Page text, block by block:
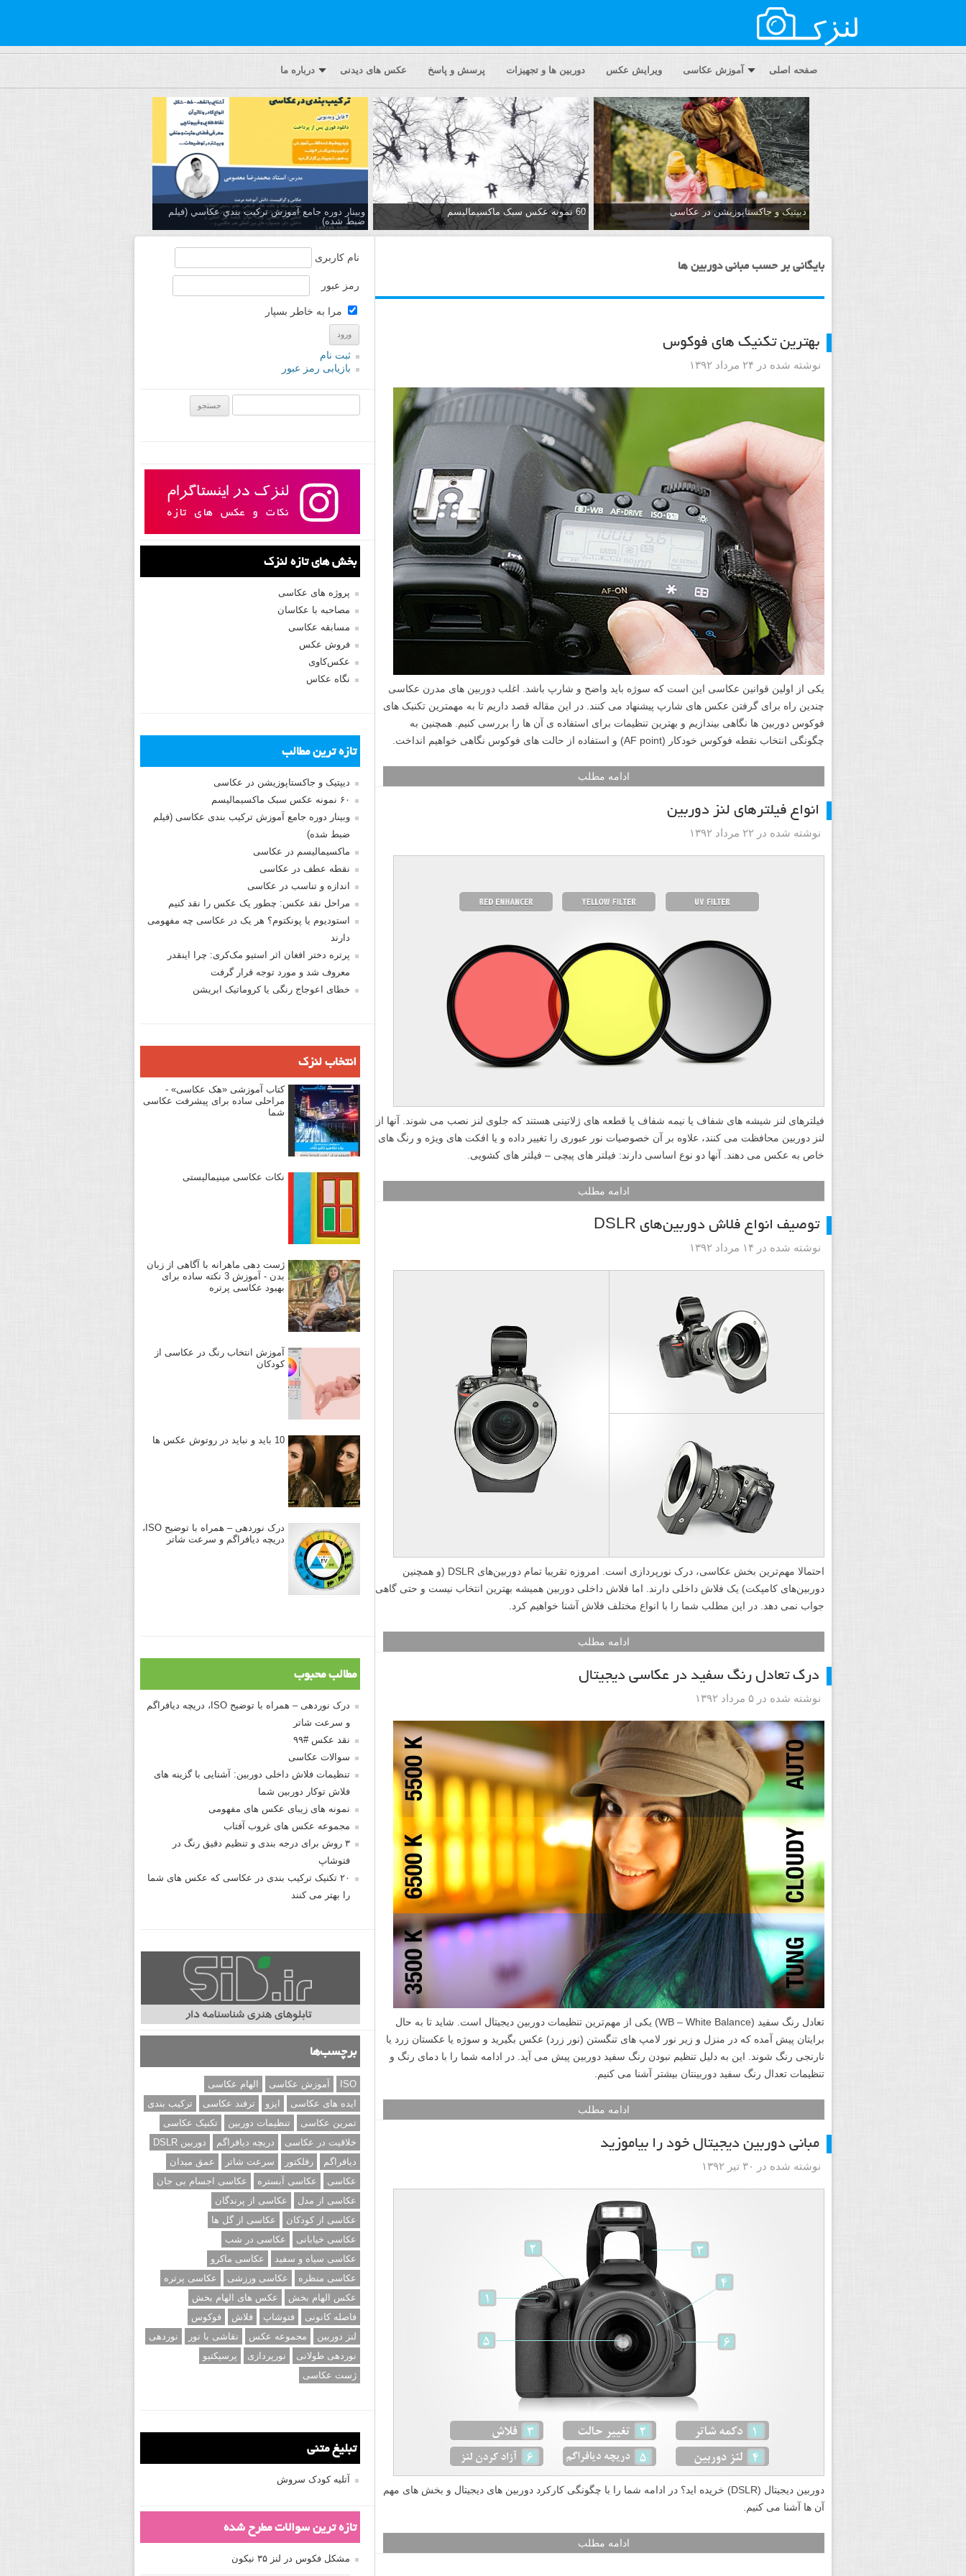
صفحه اصلی آموزش عکاسی ویرایش عکس دوربین ها و تجهیزات پرسش و پاسخ عکس های دیدنی درباره ما
دیپتیک و جاکستا‌پوزیشن در عکاسی 60 نمونه عکس سبک ماکسیمالیسم
وبینار دوره جامع آموزش تركيب بندي عكاسي (فیلم
ضبط شده)
بایگانی بر حسب مبانی دوربین ها
بهترین تکنیک های فوکوس
نوشته شده در ۲۴ مرداد ۱۳۹۲
یکی از اولین قوانین عکاسی این است که سوژه باید واضح و شارپ باشد. اغلب دوربین های مدرن عکاسی
چندین راه برای گرفتن عکس های شارپ پیشنهاد می کنند. در این مقاله قصد داریم تا به مهمترین تکنیک های
فوکوس دوربین ها نگاهی بیندازیم و بهترین تنظیمات برای استفاده ی آن ها را بررسی کنیم. همچنین به
چگونگی انتخاب نقطه فوکوس خودکار (AF point) و استفاده از حالت های فوکوس نگاهی خواهیم انداخت.
ادامه مطلب
انواع فیلترهای لنز دوربین
نوشته شده در ۲۲ مرداد ۱۳۹۲
فیلترهای لنز شیشه های شفاف یا نیمه شفاف یا قطعه های ژلاتینی هستند که جلوی لنز نصب می شوند. آنها از
لنز دوربین محافظت می کنند، علاوه بر آن خصوصیات نور عبوری را تغییر داده و یا افکت های ویژه و رنگ های
خاص به عکس می دهند. آنها دو نوع اساسی دارند: فیلتر های پیچی – فیلتر های کشویی.
ادامه مطلب
توصیف انواع فلاش‌ دوربین‌های DSLR
نوشته شده در ۱۴ مرداد ۱۳۹۲
احتمالا مهم‌ترین بخش عکاسی، درک نورپردازی است. امروزه تقریبا تمام دوربین‌های DSLR (و همچنین
دوربین‌های کامپکت) یک فلاش داخلی دارند. اما فلاش داخلی دوربین همیشه بهترین انتخاب نیست و حتی گاهی
جواب نمی دهد. در این مطلب شما را با انواع مختلف فلاش آشنا خواهیم کرد.
ادامه مطلب
درک تعادل رنگ سفید در عکاسی دیجیتال
نوشته شده در ۵ مرداد ۱۳۹۲
تعادل رنگ سفید (WB – White Balance) یکی از مهم‌ترین تنظیمات دوربین دیجیتال است. شاید تا به حال
برایتان پیش آمده که در منزل و زیر نور لامپ های تنگستن (نور زرد) عکس بگیرید و سوژه یا عکستان زرد یا
نارنجی رنگ شوند. این به دلیل تنظیم نبودن رنگ سفید دوربین پیش می آید. در ادامه شما را با دمای رنگ و
تنظیمات تعدال رنگ سفید دوربینتان بیشتر آشنا می کنیم.
ادامه مطلب
مبانی دوربین دیجیتال خود را بیاموزید
نوشته شده در ۳۰ تیر ۱۳۹۲
دوربین دیجیتال (DSLR) خریده اید؟ در ادامه شما را با چگونگی کارکرد دوربین های دیجیتال و بخش های مهم
آن ها آشنا می کنیم.
ادامه مطلب
نام کاربری
رمز عبور
مرا به خاطر بسپار
ثبت نام
بازیابی رمز عبور
بخش های تازه لنزک
پروژه های عکاسی
مصاحبه با عکاسان
مسابقه عکاسی
فروش عکس
عکس‌کاوی
نگاه عکاس
تازه ترین مطالب
دیپتیک و جاکستا‌پوزیشن در عکاسی
۶۰ نمونه عکس سبک ماکسیمالیسم
وبینار دوره جامع آموزش ترکیب بندی عکاسی (فیلم
ضبط شده)
ماکسیمالیسم در عکاسی
نقطه عطف در عکاسی
اندازه و تناسب در عکاسی
مراحل نقد عکس: چطور یک عکس را نقد کنیم
استودیوم یا پونکتوم؟ هر یک در عکاسی چه مفهومی
دارند
پرتره دختر افغان اثر استیو مک‌کری: چرا اینقدر
معروف شد و مورد توجه قرار گرفت
خطای اعوجاج رنگی یا کروماتیک ابریشن
انتخاب لنزک
کتاب آموزشی «هک عکاسی» -
مراحلی ساده برای پیشرفت عکاسی
شما
نکات عکاسی مینیمالیستی
ژست دهی ماهرانه با آگاهی از زبان
بدن - آموزش 3 نکته ساده برای
بهبود عکاسی پرتره
آموزش انتخاب رنگ در عکاسی از
کودکان
10 باید و نباید در روتوش عکس ها
درک نوردهی – همراه با توضیح ISO،
دریچه دیافراگم و سرعت شاتر
مطالب محبوب
درک نوردهی – همراه با توضیح ISO، دریچه دیافراگم
و سرعت شاتر
نقد عکس #۹۹
سوالات عکاسی
تنظیمات فلاش داخلی دوربین: آشنایی با گزینه های
فلاش توکار دوربین شما
نمونه های زیبای عکس های مفهومی
مجموعه عکس های غروب آفتاب
۳ روش برای درجه بندی و تنظیم دقیق رنگ در
فتوشاپ
۲۰ تکنیک ترکیب بندی در عکاسی که عکس های شما
را بهتر می کنند
برچسب‌ها
ISO آموزش عکاسی
الهام عکاسی
ایده های عکاسی
ایزو ترفند عکاسی
ترکیب بندی
تمرین عکاسی
تنظیمات دوربین
تکنیک عکاسی
خلاقیت در عکاسی
دریچه دیافراگم
دوربین DSLR
دیافراگم
رفلکتور سرعت شاتر
عمق میدان
عکاسی
عکاسی آبستره
عکاسی اجسام بی جان
عکاسی از مدل
عکاسی از پرندگان
عکاسی از کودکان
عکاسی از گل ها
عکاسی خیابانی
عکاسی در شب
عکاسی سیاه و سفید
عکاسی ماکرو
عکاسی منظره
عکاسی ورزشی
عکاسی پرتره
عکس الهام بخش
عکس های الهام بخش
فاصله کانونی
فتوشاپ فلاش
فوکوس
لنز دوربین
مجموعه عکس نقاشی با نور
نوردهی
نوردهی طولانی
نورپردازی
پرسپکتیو
ژست عکاسی
تبلیغ متنی
آتلیه کودک سروش
تازه ترین سوالات مطرح شده
مشکل فکوس در لنز ۳۵ نیکون